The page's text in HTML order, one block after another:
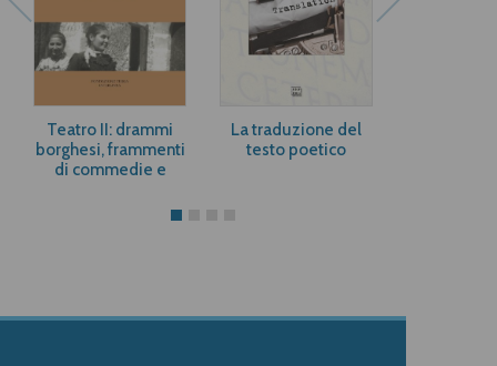
Teatro II: drammi
borghesi, frammenti
di commedie e
La traduzione del
testo poetico